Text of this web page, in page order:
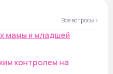
Все вопросы ›
мамы и младшей
контролем на